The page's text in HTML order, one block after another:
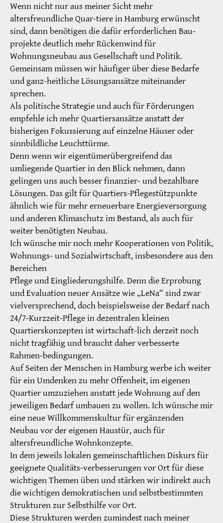
Wenn nicht nur aus meiner Sicht mehr
altersfreundliche Quar-tiere in Hamburg erwünscht
sind, dann benötigen die dafür erforderlichen Bau-
projekte deutlich mehr Rückenwind für
Wohnungsneubau aus Gesellschaft und Politik.
Gemeinsam müssen wir häufiger über diese Bedarfe
und ganz-heitliche Lösungsansätze miteinander
sprechen.
Als politische Strategie und auch für Förderungen
empfehle ich mehr Quartiersansätze anstatt der
bisherigen Fokussierung auf einzelne Häuser oder
sinnbildliche Leuchttürme.
Denn wenn wir eigentümerübergreifend das
umliegende Quartier in den Blick nehmen, dann
gelingen uns auch besser finanzier- und bezahlbare
Lösungen. Das gilt für Quartiers-Pflegestützpunkte
ähnlich wie für mehr erneuerbare Energieversorgung
und anderen Klimaschutz im Bestand, als auch für
weiter benötigten Neubau.
Ich wünsche mir noch mehr Kooperationen von Politik,
Wohnungs- und Sozialwirtschaft, insbesondere aus den
Bereichen
Pflege und Eingliederungshilfe. Denn die Erprobung
und Evaluation neuer Ansätze wie „LeNa“ sind zwar
vielversprechend, doch beispielsweise der Bedarf nach
24/7-Kurzzeit-Pflege in dezentralen kleinen
Quartierskonzepten ist wirtschaft-lich derzeit noch
nicht tragfähig und braucht daher verbesserte
Rahmen-bedingungen.
Auf Seiten der Menschen in Hamburg werbe ich weiter
für ein Umdenken zu mehr Offenheit, im eigenen
Quartier umzuziehen anstatt jede Wohnung auf den
jeweiligen Bedarf umbauen zu wollen. Ich wünsche mir
eine neue Willkommenskultur für ergänzenden
Neubau vor der eigenen Haustür, auch für
altersfreundliche Wohnkonzepte.
In dem jeweils lokalen gemeinschaftlichen Diskurs für
geeignete Qualitäts-verbesserungen vor Ort für diese
wichtigen Themen üben und stärken wir indirekt auch
die wichtigen demokratischen und selbstbestimmten
Strukturen zur Selbsthilfe vor Ort.
Diese Strukturen werden zumindest nach meiner